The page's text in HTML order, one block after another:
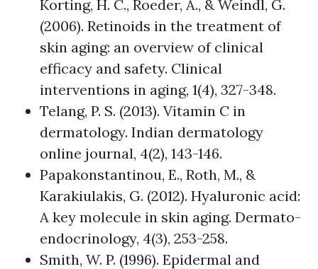
Korting, H. C., Roeder, A., & Weindl, G.
(2006). Retinoids in the treatment of
skin aging: an overview of clinical
efficacy and safety. Clinical
interventions in aging, 1(4), 327-348.
Telang, P. S. (2013). Vitamin C in
dermatology. Indian dermatology
online journal, 4(2), 143-146.
Papakonstantinou, E., Roth, M., &
Karakiulakis, G. (2012). Hyaluronic acid:
A key molecule in skin aging. Dermato-
endocrinology, 4(3), 253-258.
Smith, W. P. (1996). Epidermal and